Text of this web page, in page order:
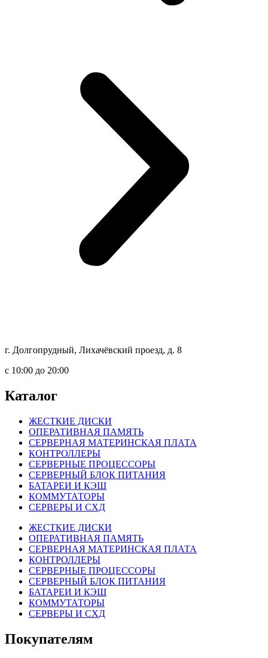
г. Долгопрудный, Лихачёвский проезд, д. 8
c 10:00 до 20:00
Каталог
ЖЕСТКИЕ ДИСКИ
ОПЕРАТИВНАЯ ПАМЯТЬ
СЕРВЕРНАЯ МАТЕРИНСКАЯ ПЛАТА
КОНТРОЛЛЕРЫ
СЕРВЕРНЫЕ ПРОЦЕССОРЫ
СЕРВЕРНЫЙ БЛОК ПИТАНИЯ
БАТАРЕИ И КЭШ
КОММУТАТОРЫ
СЕРВЕРЫ И СХД
ЖЕСТКИЕ ДИСКИ
ОПЕРАТИВНАЯ ПАМЯТЬ
СЕРВЕРНАЯ МАТЕРИНСКАЯ ПЛАТА
КОНТРОЛЛЕРЫ
СЕРВЕРНЫЕ ПРОЦЕССОРЫ
СЕРВЕРНЫЙ БЛОК ПИТАНИЯ
БАТАРЕИ И КЭШ
КОММУТАТОРЫ
СЕРВЕРЫ И СХД
Покупателям